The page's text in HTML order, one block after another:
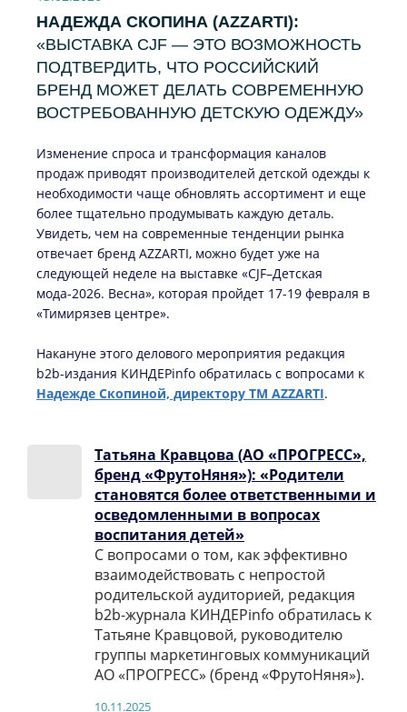
НАДЕЖДА СКОПИНА (AZZARTI):
«ВЫСТАВКА CJF — ЭТО ВОЗМОЖНОСТЬ
ПОДТВЕРДИТЬ, ЧТО РОССИЙСКИЙ
БРЕНД МОЖЕТ ДЕЛАТЬ СОВРЕМЕННУЮ
ВОСТРЕБОВАННУЮ ДЕТСКУЮ ОДЕЖДУ»
Изменение спроса и трансформация каналов
продаж приводят производителей детской одежды к
необходимости чаще обновлять ассортимент и еще
более тщательно продумывать каждую деталь.
Увидеть, чем на современные тенденции рынка
отвечает бренд AZZARTI, можно будет уже на
следующей неделе на выставке «CJF–Детская
мода-2026. Весна», которая пройдет 17-19 февраля в
«Тимирязев центре».
Накануне этого делового мероприятия редакция
b2b-издания КИНДЕРinfo обратилась с вопросами к
Надежде Скопиной, директору ТМ AZZARTI.
Татьяна Кравцова (АО «ПРОГРЕСС»,
бренд «ФрутоНяня»): «Родители
становятся более ответственными и
осведомленными в вопросах
воспитания детей»
С вопросами о том, как эффективно
взаимодействовать с непростой
родительской аудиторией, редакция
b2b-журнала КИНДЕРinfo обратилась к
Татьяне Кравцовой, руководителю
группы маркетинговых коммуникаций
АО «ПРОГРЕСС» (бренд «ФрутоНяня»).
10.11.2025